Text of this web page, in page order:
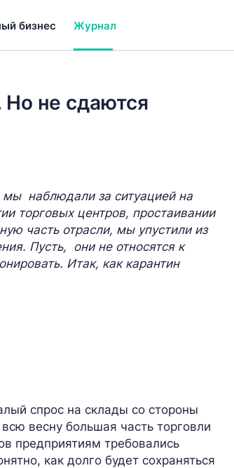
бизнес Журнал
не сдаются
мы наблюдали за ситуацией на
торговых центров, простаивании
часть отрасли, мы упустили из
Пусть, они не относятся к
Итак, как карантин
спрос на склады со стороны
весну большая часть торговли
предприятиям требовались
как долго будет сохраняться